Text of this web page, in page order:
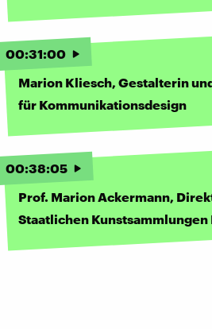
00:31:00
Marion Kliesch, Gestalterin
für Kommunikationsdesign
00:38:05
Prof. Marion Ackermann,
Staatlichen Kunstsammlungen